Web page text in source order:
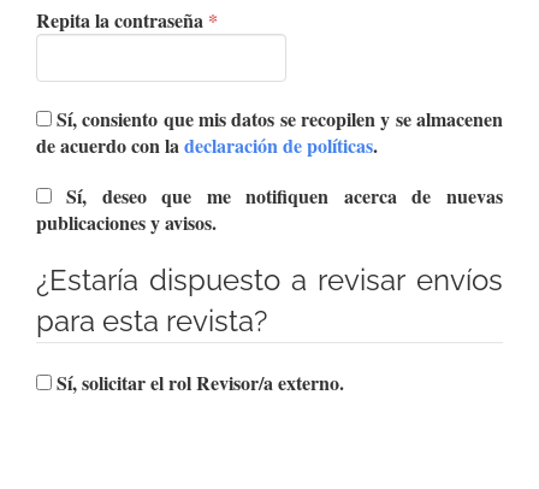
Repita la contraseña *
de acuerdo con ladeclaración de políticas.
publicaciones y avisos.
¿Estaría dispuesto a revisar envíos
para esta revista?
Sí, solicitar el rol Revisor/a externo.